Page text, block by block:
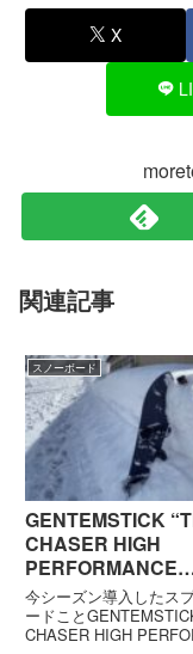
X
関連記事
スノーボード
GENTEMSTICK
CHASER HIGH
PERFORMANCE
CHOPSTICKS” シ
ダウン
今シーズン導入したス
ードこと
CHASER HIGH